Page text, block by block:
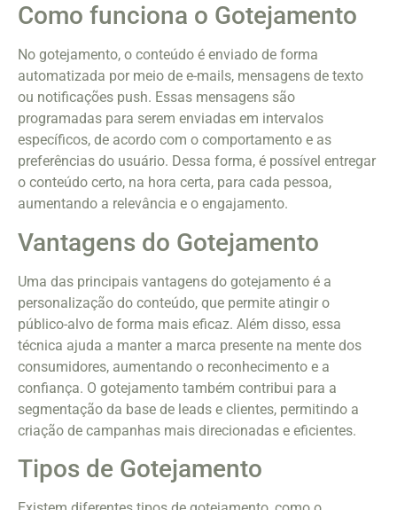
Como funciona o Gotejamento
No gotejamento, o conteúdo é enviado de forma
automatizada por meio de e-mails, mensagens de texto
ou notificações push. Essas mensagens são
programadas para serem enviadas em intervalos
específicos, de acordo com o comportamento e as
preferências do usuário. Dessa forma, é possível entregar
o conteúdo certo, na hora certa, para cada pessoa,
aumentando a relevância e o engajamento.
Vantagens do Gotejamento
Uma das principais vantagens do gotejamento é a
personalização do conteúdo, que permite atingir o
público-alvo de forma mais eficaz. Além disso, essa
técnica ajuda a manter a marca presente na mente dos
consumidores, aumentando o reconhecimento e a
confiança. O gotejamento também contribui para a
segmentação da base de leads e clientes, permitindo a
criação de campanhas mais direcionadas e eficientes.
Tipos de Gotejamento